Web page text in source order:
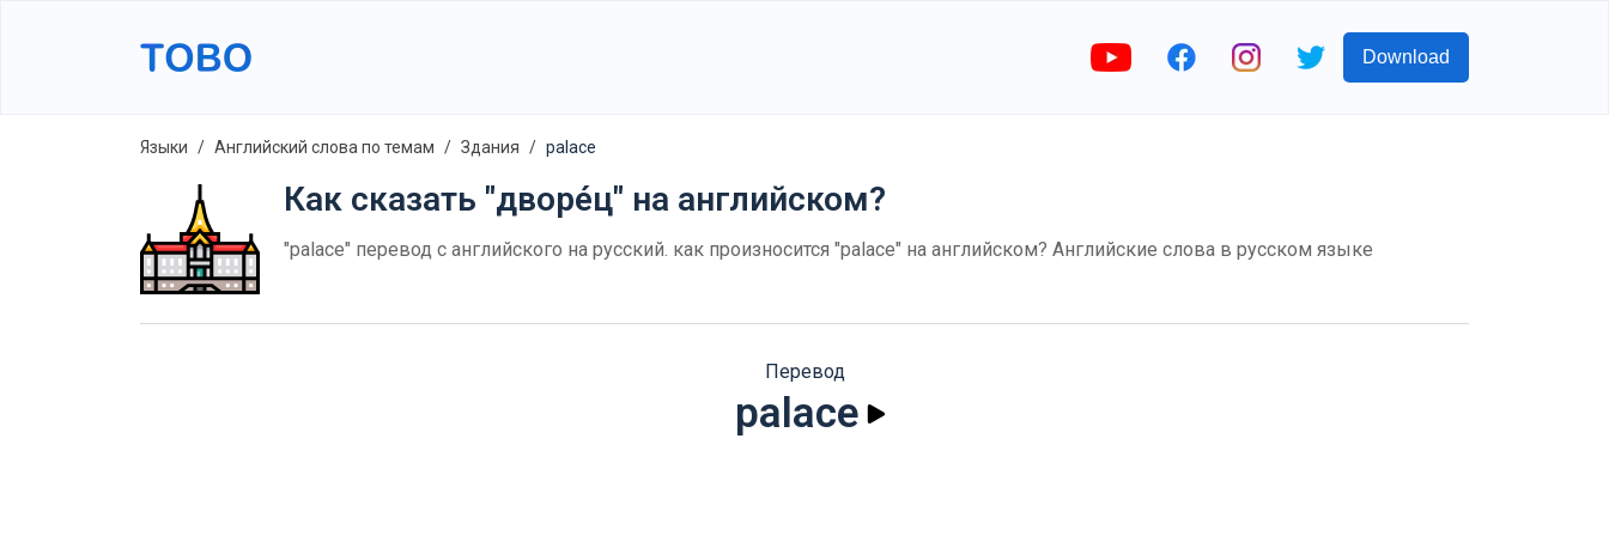
Download
Языки Английский слова по темам Здания palace
Как сказать "дворе́ц" на английском?
"palace" перевод с английского на русский. как произносится "palace" на английском? Английские слова в русском языке
Перевод
palace